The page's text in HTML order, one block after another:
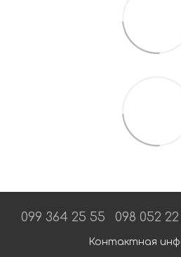
099 364 25 55 098 052 22
Контактная